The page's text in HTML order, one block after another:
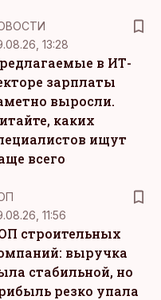
13:28
в ИТ-
зарплаты
выросли.
каких
ищут
всего
11:56
строительных
выручка
стабильной, но
резко упала